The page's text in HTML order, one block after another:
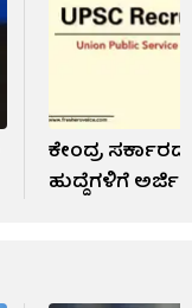
ಕೇಂದ್ರ
ಹುದ್ದೆಗಳಿಗೆ ಅರ್ಜಿ